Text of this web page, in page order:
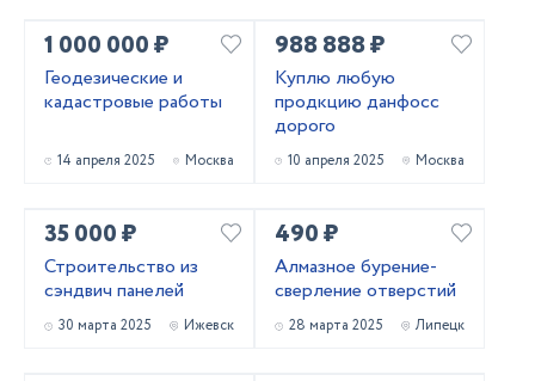
1 000 000 ₽
Геодезические и
кадастровые работы
14 апреля 2025 Москва
988 888 ₽
Куплю любую
продкцию данфосс
дорого
10 апреля 2025 Москва
35 000 ₽
Строительство из
сэндвич панелей
30 марта 2025 Ижевск
490 ₽
Алмазное бурение-
сверление отверстий
28 марта 2025 Липецк